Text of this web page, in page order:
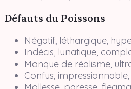
Défauts du Poissons
Négatif, léthargique,
Indécis, lunatique,
Manque de réalisme,
Confus,